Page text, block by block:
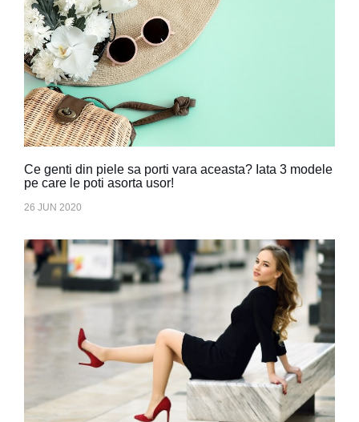
Ce genti din piele sa porti vara aceasta? Iata 3 modele
pe care le poti asorta usor!
26 JUN 2020